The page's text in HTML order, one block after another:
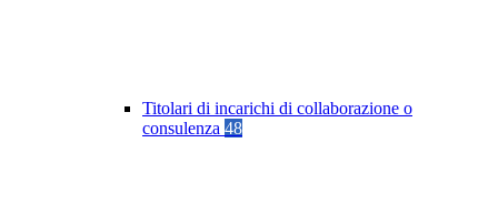
Titolari di incarichi di collaborazione o
consulenza 48